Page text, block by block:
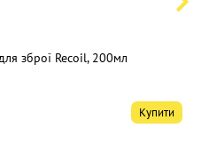
зброї Recoil, 200мл
Купити